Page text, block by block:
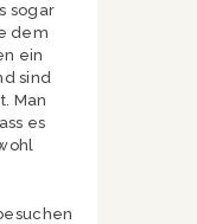
sogar
dem
ein
sind
Man
es